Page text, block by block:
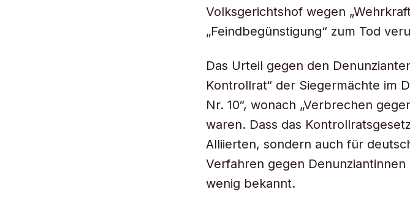
Volksgerichtshof wegen
„Feindbegünstigung“ zum Tod
Das Urteil gegen den
Kontrollrat“ der Siegermächte im
Nr. 10“, wonach „Verbrechen
waren. Dass das
Alliierten, sondern auch für
Verfahren gegen
wenig bekannt.